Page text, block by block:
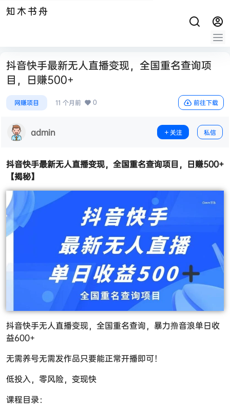
知木书舟
抖音快手最新无人直播变现，全国重名查询项
目，日赚500+
网赚项目 11 个月前 0 前往下载
admin 关注 私信
抖音快手最新无人直播变现，全国重名查询项目，日赚500+
【揭秘】
抖音快手无人直播变现，全国重名查询，暴力撸音浪单日收
益600+
无需养号无需发作品只要能正常开播即可！
低投入，零风险，变现快
课程目录：